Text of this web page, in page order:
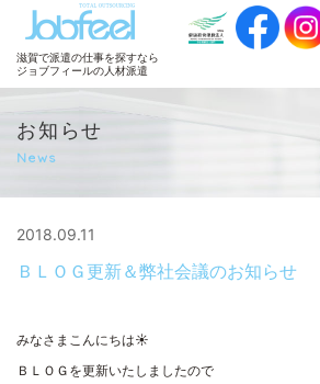
JobFeel
滋賀で派遣の仕事を探すなら
ジョブフィールの人材派遣
お知らせ
News
2018.09.11
ＢＬＯＧ更新＆弊社会議のお知らせ
みなさまこんにちは☀
ＢＬＯＧを更新いたしましたので